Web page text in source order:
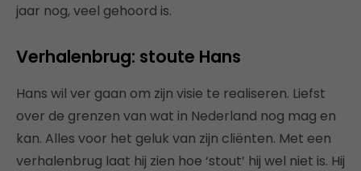
jaar nog, veel gehoord is.
Verhalenbrug: stoute Hans
Hans wil ver gaan om zijn visie te realiseren. Liefst
over de grenzen van wat in Nederland nog mag en
kan. Alles voor het geluk van zijn cliënten. Met een
verhalenbrug laat hij zien hoe ‘stout’ hij wel niet is. Hij